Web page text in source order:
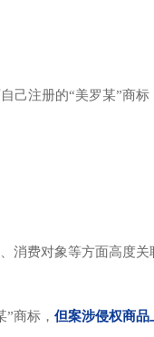
己注册的“美罗某”商
消费对象等方面高度
商标， 但案涉侵权商品